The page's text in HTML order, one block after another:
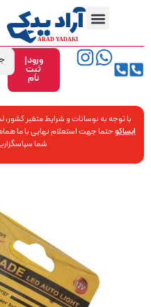
ورود|
ثبت
نام
با توجه به نوسانات و شرایط متغیر
ایساکوحتما جهت استعلام نهایی با ما
شما